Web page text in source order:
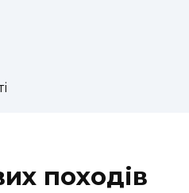
походів